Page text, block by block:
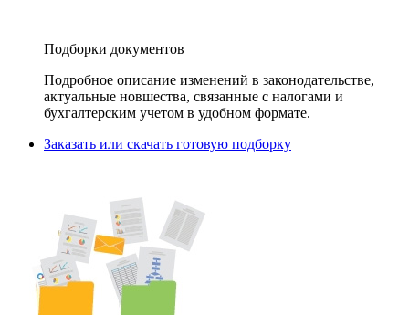
Подборки документов
Подробное описание изменений в законодательстве,
актуальные новшества, связанные с налогами и
бухгалтерским учетом в удобном формате.
Заказать или скачать готовую подборку